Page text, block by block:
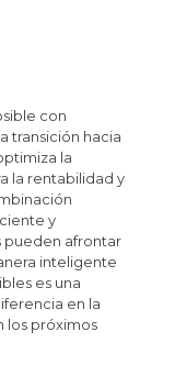
con
transición hacia
la
la rentabilidad y
y
pueden afrontar
inteligente
es una
en la
los próximos